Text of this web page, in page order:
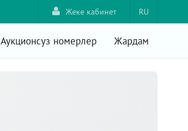
RU
Жеке кабинет
Аукционсуз номерлер Жардам